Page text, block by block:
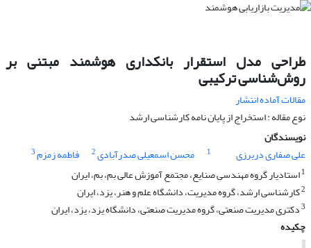
طراحی مدل استقرار بانکداری هوشمند مبتنی بر
روش‌شناسی ترکیبی
مقالات آماده انتشار
نوع مقاله : استخراج از پایان نامه کارشناسی ارشد
نویسندگان
علی صفاری دربرزی
1 محسن اسمعیلی صدرآبادی2 فاطمه زمزم3
1استادیار گروه مهندسی صنایع، مجتمع آموزش عالی بم، بم، ایران
2کارشناسی ارشد، گروه مدیریت، دانشگاه علم و هنر، یزد، ایران
3دکتری مدیریت صنعتی، گروه مدیریت صنعتی، دانشگاه یزد، یزد، ایران
چکیده